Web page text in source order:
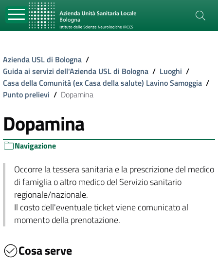
Azienda USL di Bologna /
Guida ai servizi dell'Azienda USL di Bologna / Luoghi /
Casa della Comunità (ex Casa della salute) Lavino Samoggia /
Punto prelievi / Dopamina
Dopamina
Navigazione
Occorre la tessera sanitaria e la prescrizione del medico
di famiglia o altro medico del Servizio sanitario
regionale/nazionale.
Il costo dell'eventuale ticket viene comunicato al
momento della prenotazione.
Cosa serve